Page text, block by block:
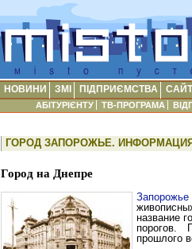
НОВИНИ ЗМІ ПІДПРИЄМСТВА
АБІТУРІЄНТУ ТВ-ПРОГРАМА
ГОРОД ЗАПОРОЖЬЕ.
Город на Днепре
Запорожье
название
порогов.
прошлого